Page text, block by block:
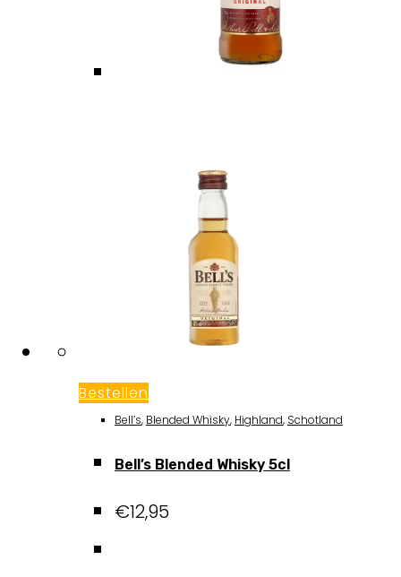
Bestellen
Bell’s, Blended Whisky, Highland, Schotland
Bell’s Blended Whisky 5cl
€12,95